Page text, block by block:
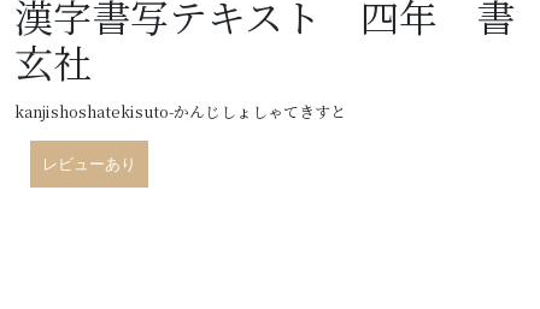
漢字書写テキスト 四年 書
玄社
kanjishoshatekisuto-かんじしょしゃてきすと
レビューあり